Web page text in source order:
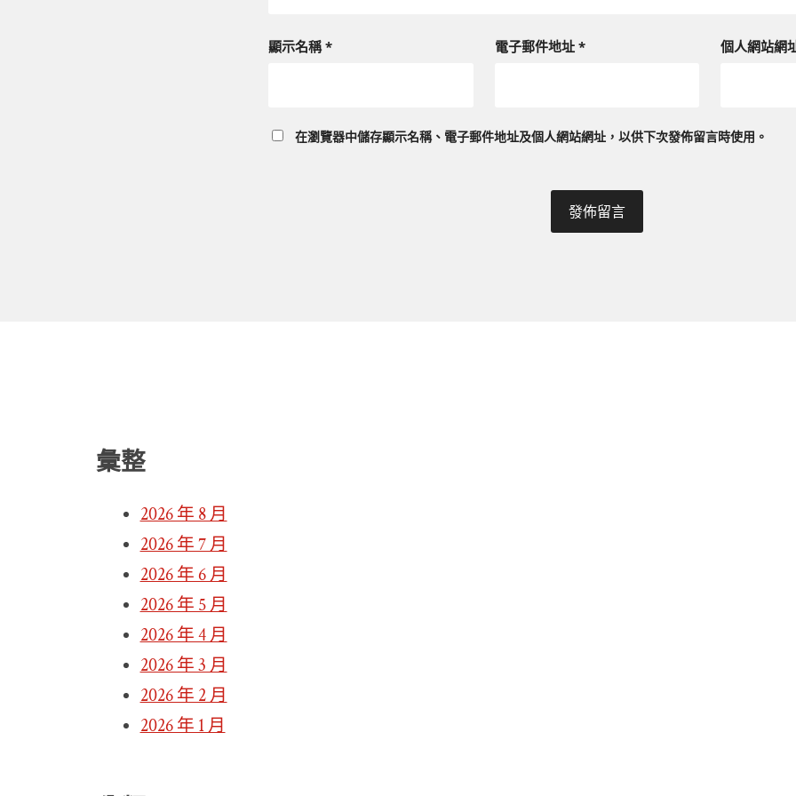
顯示名稱* 電子郵件地址 * 個人網站網
在瀏覽器中儲存顯示名稱、電子郵件地址及個人網站網址，以供下次發佈留言時使用。
彙整
2026 年 8 月
2026 年 7 月
2026 年 6 月
2026 年 5 月
2026 年 4 月
2026 年 3 月
2026 年 2 月
2026 年 1 月